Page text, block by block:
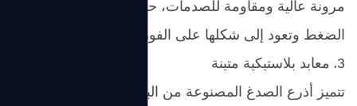
مرونة عالية ومقاومة للصدمات، حيث تنحني قليلًا تحت
الضغط وتعود إلى شكلها على الفور.
3. معابد بلاستيكية متينة
تتميز أذرع الصدغ المصنوعة من البلاستيك والفولاذ